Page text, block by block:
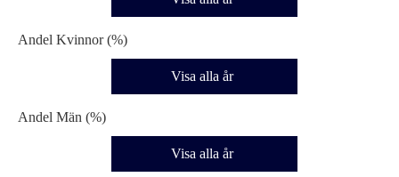
Andel Kvinnor (%)
Visa alla år
Andel Män (%)
Visa alla år